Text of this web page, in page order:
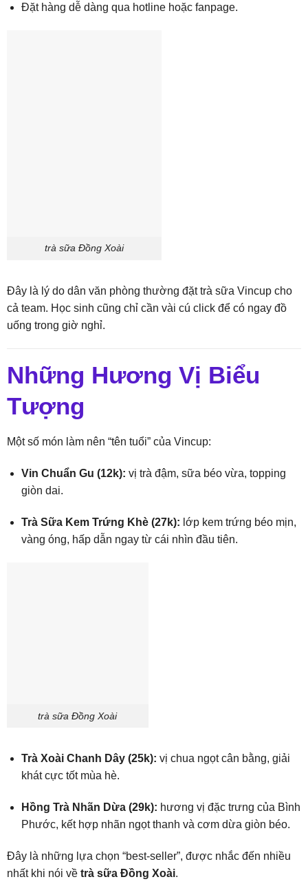
Đặt hàng dễ dàng qua hotline hoặc fanpage.
trà sữa Đồng Xoài
Đây là lý do dân văn phòng thường đặt trà sữa Vincup cho
cả team. Học sinh cũng chỉ cần vài cú click để có ngay đồ
uống trong giờ nghỉ.
Những Hương Vị Biểu
Tượng
Một số món làm nên “tên tuổi” của Vincup:
Vin Chuẩn Gu (12k): vị trà đậm, sữa béo vừa, topping
giòn dai.
Trà Sữa Kem Trứng Khè (27k): lớp kem trứng béo mịn,
vàng óng, hấp dẫn ngay từ cái nhìn đầu tiên.
trà sữa Đồng Xoài
Trà Xoài Chanh Dây (25k): vị chua ngọt cân bằng, giải
khát cực tốt mùa hè.
Hồng Trà Nhãn Dừa (29k): hương vị đặc trưng của Bình
Phước, kết hợp nhãn ngọt thanh và cơm dừa giòn béo.
Đây là những lựa chọn “best-seller”, được nhắc đến nhiều
nhất khi nói về trà sữa Đồng Xoài.